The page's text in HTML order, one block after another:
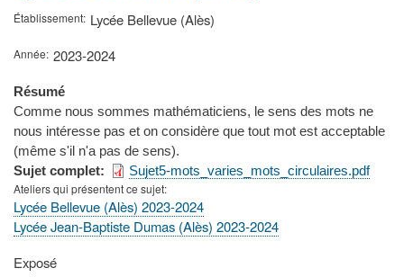
Établissement Lycée Bellevue (Alès)
Année 2023-2024
Résumé
Comme nous sommes mathématiciens, le sens des mots ne
nous intéresse pas et on considère que tout mot est acceptable
(même s'il n'a pas de sens).
Sujet complet
Sujet5-mots_varies_mots_circulaires.pdf
Ateliers qui présentent ce sujet
Lycée Bellevue (Alès) 2023-2024
Lycée Jean-Baptiste Dumas (Alès) 2023-2024
Type
Exposé